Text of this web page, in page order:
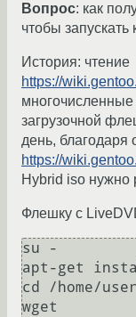
Вопрос: как
чтобы
История: чтение
https://
загрузочной
день, благодаря
https://
Hybrid iso нужно
Флешку с
su -
apt-get
cd /home/user
wget